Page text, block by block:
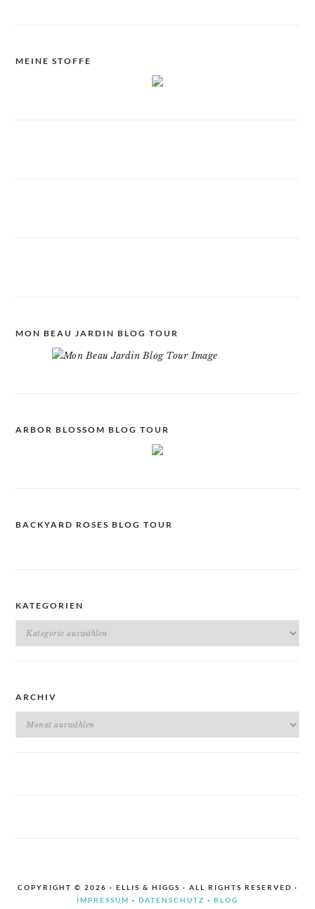
MEINE STOFFE
MON BEAU JARDIN BLOG TOUR
ARBOR BLOSSOM BLOG TOUR
BACKYARD ROSES BLOG TOUR
KATEGORIEN
Kategorien
ARCHIV
Archiv
COPYRIGHT © 2026 · ELLIS & HIGGS · ALL RIGHTS RESERVED ·
IMPRESSUM · DATENSCHUTZ · BLOG